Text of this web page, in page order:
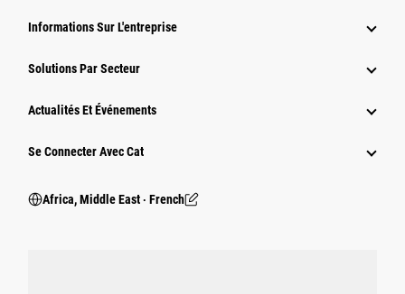
Informations Sur L'entreprise
Solutions Par Secteur
Actualités Et Événements
Se Connecter Avec Cat
Africa, Middle East ‧ French